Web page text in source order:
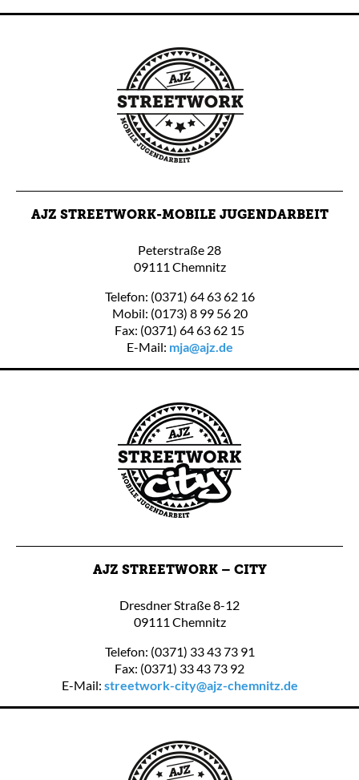
AJZ STREETWORK-MOBILE JUGENDARBEIT
Peterstraße 28
09111 Chemnitz
Telefon: (0371) 64 63 62 16
Mobil: (0173) 8 99 56 20
Fax: (0371) 64 63 62 15
E-Mail: mja@ajz.de
AJZ STREETWORK – CITY
Dresdner Straße 8-12
09111 Chemnitz
Telefon: (0371) 33 43 73 91
Fax: (0371) 33 43 73 92
E-Mail: streetwork-city@ajz-chemnitz.de